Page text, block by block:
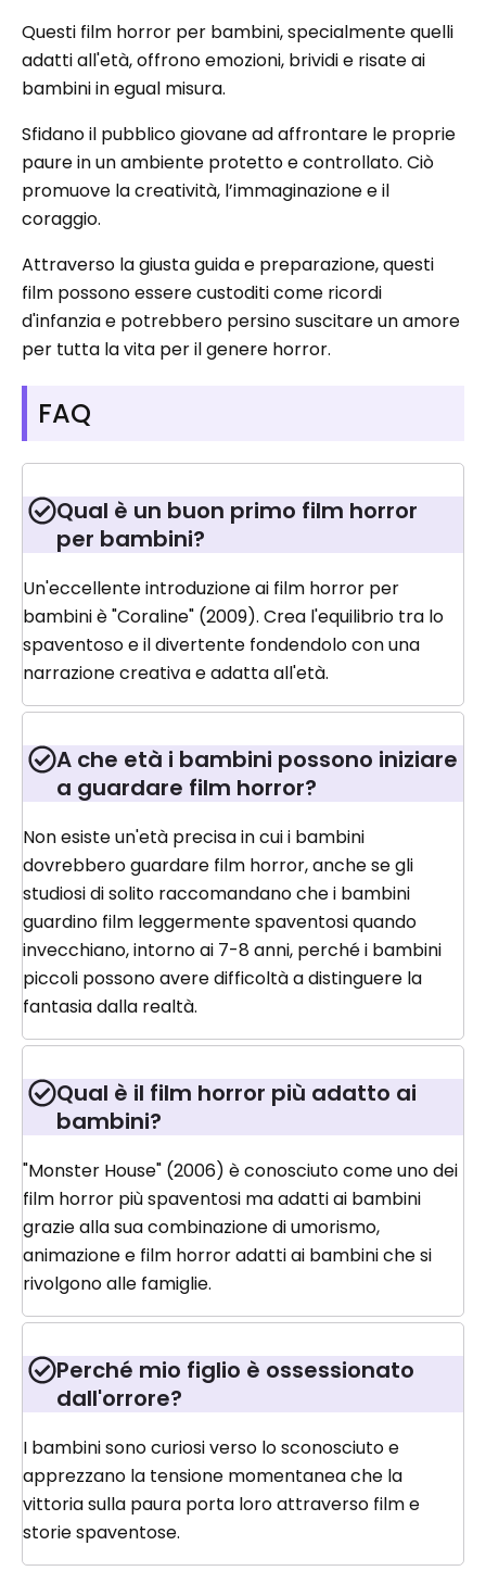
Questi film horror per bambini, specialmente quelli
adatti all'età, offrono emozioni, brividi e risate ai
bambini in egual misura.
Sfidano il pubblico giovane ad affrontare le proprie
paure in un ambiente protetto e controllato. Ciò
promuove la creatività, l’immaginazione e il
coraggio.
Attraverso la giusta guida e preparazione, questi
film possono essere custoditi come ricordi
d'infanzia e potrebbero persino suscitare un amore
per tutta la vita per il genere horror.
FAQ
Qual è un buon primo film horror
per bambini?
Un'eccellente introduzione ai film horror per
bambini è "Coraline" (2009). Crea l'equilibrio tra lo
spaventoso e il divertente fondendolo con una
narrazione creativa e adatta all'età.
A che età i bambini possono iniziare
a guardare film horror?
Non esiste un'età precisa in cui i bambini
dovrebbero guardare film horror, anche se gli
studiosi di solito raccomandano che i bambini
guardino film leggermente spaventosi quando
invecchiano, intorno ai 7-8 anni, perché i bambini
piccoli possono avere difficoltà a distinguere la
fantasia dalla realtà.
Qual è il film horror più adatto ai
bambini?
"Monster House" (2006) è conosciuto come uno dei
film horror più spaventosi ma adatti ai bambini
grazie alla sua combinazione di umorismo,
animazione e film horror adatti ai bambini che si
rivolgono alle famiglie.
Perché mio figlio è ossessionato
dall'orrore?
I bambini sono curiosi verso lo sconosciuto e
apprezzano la tensione momentanea che la
vittoria sulla paura porta loro attraverso film e
storie spaventose.